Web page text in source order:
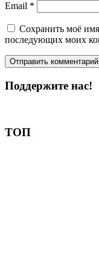
Email *
Сохранить моё
последующих моих
Поддержите нас!
ТОП